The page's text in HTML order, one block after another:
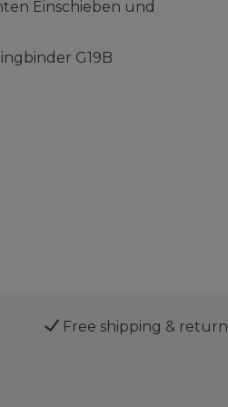
Einschieben und
G19B
Free shipping & return